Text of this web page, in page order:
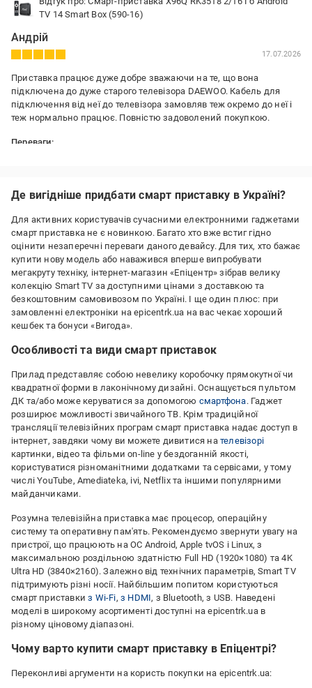
TV 14 Smart Box (590-16)
Андрій
17.07.2026
Приставка працює дуже добре зважаючи на те, що вона
підключена до дуже старого телевізора DAEWOO. Кабель для
підключення від неї до телевізора замовляв теж окремо до неї і
теж нормально працює. Повністю задоволений покупкою.
Переваги:
Мініпальчикові батарейки не входять у комплект для пульта і їх
Де вигідніше придбати смарт приставку в Україні?
Для активних користувачів сучасними електронними гаджетами
смарт приставка не є новинкою. Багато хто вже встиг гідно
оцінити незаперечні переваги даного девайсу. Для тих, хто бажає
купити нову модель або наважився вперше випробувати
мегакруту техніку, інтернет-магазин «Епіцентр» зібрав велику
колекцію Smart TV за доступними цінами з доставкою та
безкоштовним самовивозом по Україні. І ще один плюс: при
замовленні електроніки на epicentrk.ua на вас чекає хороший
кешбек та бонуси «Вигода».
Особливості та види смарт приставок
Прилад представляє собою невелику коробочку прямокутної чи
квадратної форми в лаконічному дизайні. Оснащується пультом
ДК та/або може керуватися за допомогою смартфона. Гаджет
розширює можливості звичайного ТВ. Крім традиційної
трансляції телевізійних програм смарт приставка надає доступ в
інтернет, завдяки чому ви можете дивитися на телевізорі
картинки, відео та фільми on-line у ​​бездоганній якості,
користуватися різноманітними додатками та сервісами, у тому
числі YouTube, Amediateka, ivi, Netflix та іншими популярними
майданчиками.
Розумна телевізійна приставка має процесор, операційну
систему та оперативну пам'ять. Рекомендуємо звернути увагу на
пристрої, що працюють на ОС Android, Apple tvOS і Linux, з
максимальною роздільною здатністю Full HD (1920×1080) та 4K
Ultra HD (3840×2160). Залежно від технічних параметрів, Smart TV
підтримують різні носії. Найбільшим попитом користуються
смарт приставкиз Wi-Fi,з HDMI, з Bluetooth, з USB. Наведені
моделі в широкому асортименті доступні на epicentrk.ua в
різному ціновому діапазоні.
Чому варто купити смарт приставку в Епіцентрі?
Переконливі аргументи на користь покупки на epicentrk.ua: